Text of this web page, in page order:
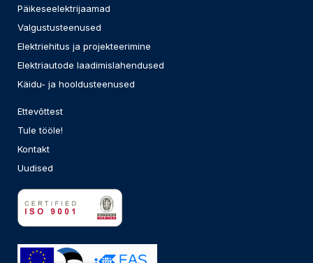
Päikeseelektrijaamad
Valgustusteenused
Elektriehitus ja projekteerimine
Elektriautode laadimislahendused
Käidu- ja hooldusteenused
Ettevõttest
Tule tööle!
Kontakt
Uudised